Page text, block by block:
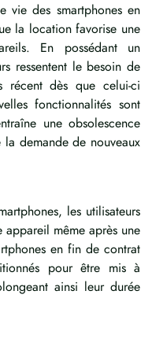
vie des smartphones en
la location favorise une
En possédant un
ressentent le besoin de
dès que celui-ci
fonctionnalités sont
une obsolescence
demande de nouveaux
les utilisateurs
même après une
en fin de contrat
pour être mis à
ainsi leur durée